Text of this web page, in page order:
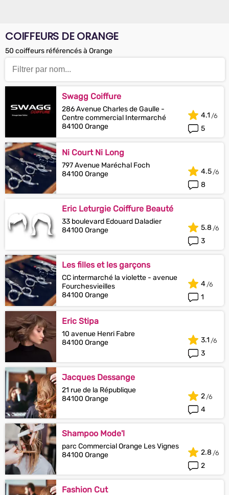
COIFFEURS DE ORANGE
50 coiffeurs référencés à Orange
Swagg Coiffure
286 Avenue Charles de Gaulle -
Centre commercial Intermarché
84100 Orange
5
4.1
Ni Court Ni Long
797 Avenue Maréchal Foch
84100 Orange
8
4.5
Eric Leturgie Coiffure Beauté
33 boulevard Edouard Daladier
84100 Orange
3
5.8
Les filles et les garçons
CC intermarché la violette - avenue
Fourchesvieilles
84100 Orange
1
4
Eric Stipa
10 avenue Henri Fabre
84100 Orange
3
3.1
Jacques Dessange
21 rue de la République
84100 Orange
4
2
Shampoo Mode'l
parc Commercial Orange Les Vignes
84100 Orange
2
2.8
Fashion Cut